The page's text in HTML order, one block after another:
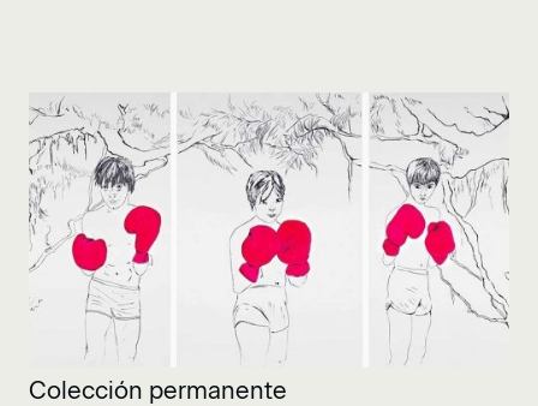
Colección permanente